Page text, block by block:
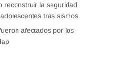
reconstruir la seguridad
tras sismos
afectados por los